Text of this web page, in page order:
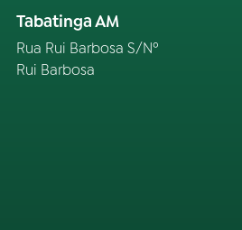
Tabatinga AM
Rua Rui Barbosa S/Nº
Rui Barbosa